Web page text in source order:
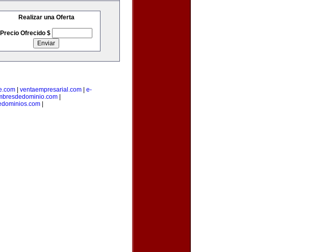
Realizar una Oferta
Precio Ofrecido $
| ventaempresarial.com| e-
|